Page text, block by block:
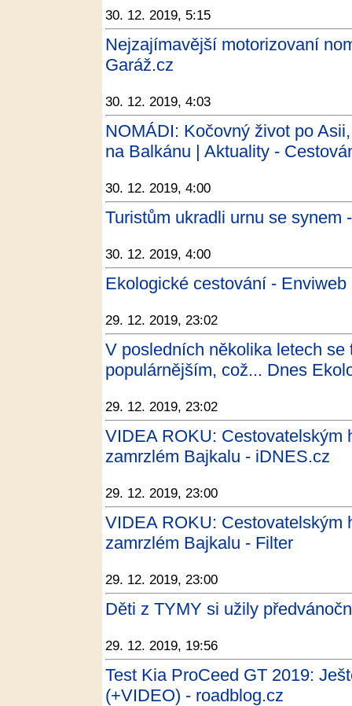
30. 12. 2019, 5:15
Nejzajímavější motorizovaní
Garáž.cz
30. 12. 2019, 4:03
NOMÁDI: Kočovný život po
na Balkánu | Aktuality -
30. 12. 2019, 4:00
Turistům ukradli urnu se synem
30. 12. 2019, 4:00
Ekologické cestování - Enviweb
29. 12. 2019, 23:02
V posledních několika letech
populárnějším, což... Dnes
29. 12. 2019, 23:02
VIDEA ROKU: Cestovatelským
zamrzlém Bajkalu - iDNES.cz
29. 12. 2019, 23:00
VIDEA ROKU: Cestovatelským
zamrzlém Bajkalu - Filter
29. 12. 2019, 23:00
Děti z TYMY si užily
29. 12. 2019, 19:56
Test Kia ProCeed GT 2019:
(+VIDEO) - roadblog.cz